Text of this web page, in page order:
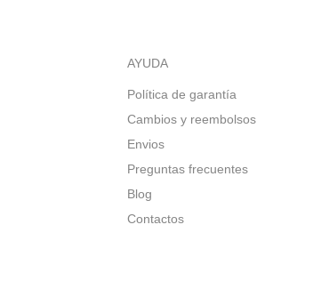
AYUDA
Política de garantía
Cambios y reembolsos
Envios
Preguntas frecuentes
Blog
Contactos